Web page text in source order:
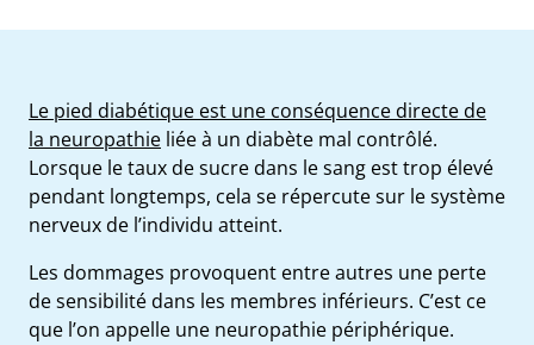
Le pied diabétique est une conséquence directe de
la neuropathie liée à un diabète mal contrôlé.
Lorsque le taux de sucre dans le sang est trop élevé
pendant longtemps, cela se répercute sur le système
nerveux de l’individu atteint.
Les dommages provoquent entre autres une perte
de sensibilité dans les membres inférieurs. C’est ce
que l’on appelle une neuropathie périphérique.